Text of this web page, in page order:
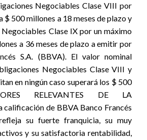
Negociables Clase VIII por
$ 500 millones a 18 meses de plazo y
Clase IX por un máximo
a 36 meses de plazo a emitir por
S.A. (BBVA). El valor nominal
Negociables Clase VIII y
en ningún caso superará los $ 500
RELEVANTES DE LA
calificación de BBVA Banco Francés
su fuerte franquicia, su muy
y su satisfactoria rentabilidad,